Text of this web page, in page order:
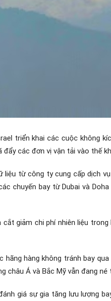
triển khai các cuộc không
các đơn vị vận tải vào thế
từ công ty cung cấp dịch
chuyến bay từ Dubai và
giảm chi phí nhiên liệu
hàng không tránh bay
châu Á và Bắc Mỹ vẫn đang
giá sự gia tăng lưu lượng